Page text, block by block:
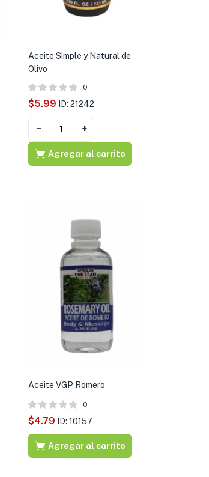
Aceite Simple y Natural de
Olivo
0
$5.99 ID: 21242
− +
Agregar al carrito
Aceite VGP Romero
0
$4.79 ID: 10157
Agregar al carrito